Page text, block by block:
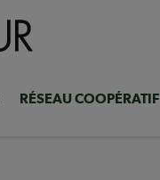
RÉSEAU COOPÉRATIF